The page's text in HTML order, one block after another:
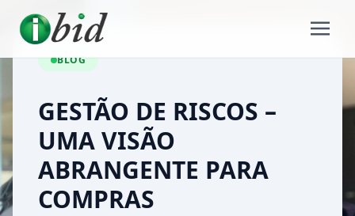
BLOG
GESTÃO DE RISCOS –
UMA VISÃO
ABRANGENTE PARA
COMPRAS